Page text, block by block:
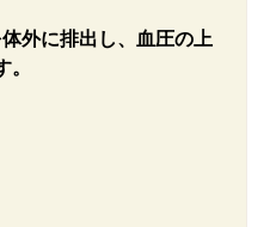
外に排出し、血圧の上